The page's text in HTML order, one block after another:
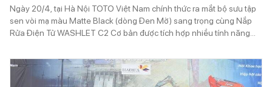
Điện Tử WASHLET C2 Cơ bản: Tiên phong
kiến tạo “Một chuẩn sống mới”
Ngày 20/4, tại Hà Nội TOTO Việt Nam chính thức ra mắt bộ sưu tập
sen vòi mạ màu Matte Black (dòng Đen Mờ) sang trọng cùng Nắp
Rửa Điện Tử WASHLET C2 Cơ bản được tích hợp nhiều tính năng
đỉnh cao. Với chủ đề: “Một chuẩn sống mới”, sự kiện chứa đựng
nhiều thông điệp truyền cảm hứng mạnh mẽ.